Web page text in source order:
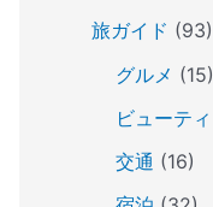
旅ガイド (93)
グルメ (15)
ビューティ
交通 (16)